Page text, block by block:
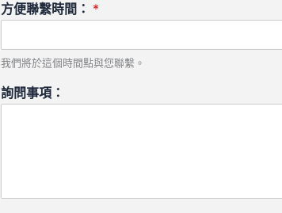
方便聯繫時間： *
我們將於這個時間點與您聯繫。
詢問事項：